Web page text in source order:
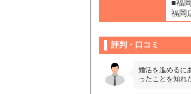
■福
福岡
評判・口コミ
婚活を進めるに
ったことを知れ